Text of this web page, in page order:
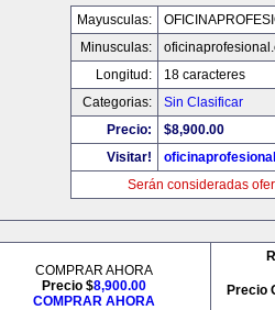
Mayusculas:
Minusculas:
Longitud:
18 caracteres
Categorias:
Sin Clasificar
Precio:
$8,900.00
Visitar!
Serán consideradas
COMPRAR AHORA
Precio $8,900.00
COMPRAR AHORA
Precio